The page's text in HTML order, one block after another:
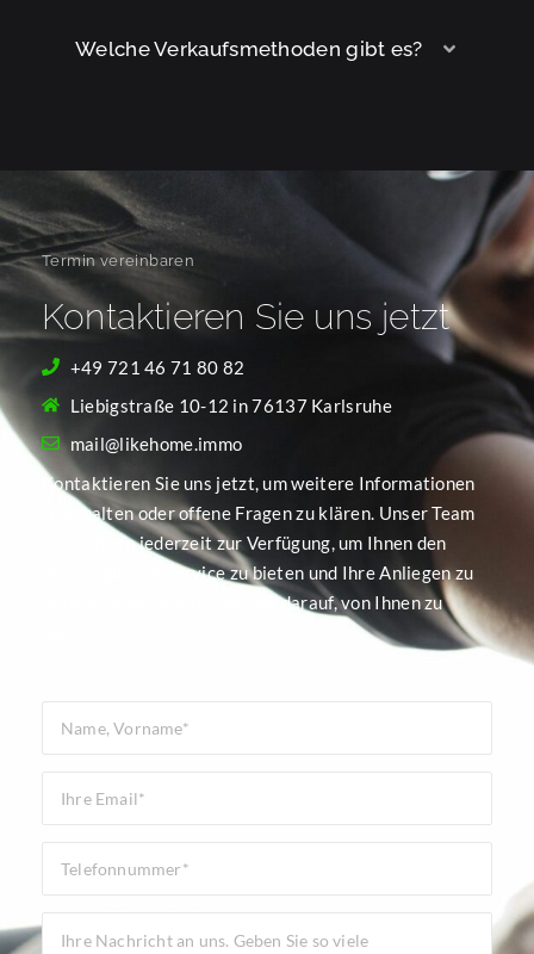
Welche Verkaufsmethoden gibt es?
Termin vereinbaren
Kontaktieren Sie uns jetzt
+49 721 46 71 80 82
Liebigstraße 10-12 in 76137 Karlsruhe
mail@likehome.immo
Kontaktieren Sie uns jetzt, um weitere Informationen
zu erhalten oder offene Fragen zu klären. Unser Team
steht Ihnen jederzeit zur Verfügung, um Ihnen den
bestmöglichen Service zu bieten und Ihre Anliegen zu
unterstützen. Wir freuen uns darauf, von Ihnen zu